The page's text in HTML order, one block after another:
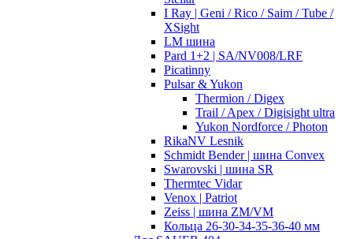
I Ray | Geni / Rico / Saim / Tube /
XSight
LM шина
Pard 1+2 | SA/NV008/LRF
Picatinny
Pulsar & Yukon
Thermion / Digex
Trail / Apex / Digisight ultra
Yukon Nordforce / Photon
RikaNV Lesnik
Schmidt Bender | шина Convex
Swarovski | шина SR
Thermtec Vidar
Venox | Patriot
Zeiss | шина ZM/VM
Кольца 26-30-34-35-36-40 мм